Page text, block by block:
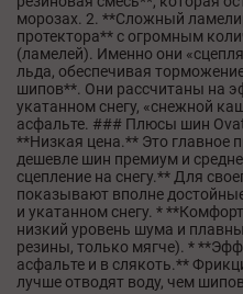
морозах. 2. **Сложный
протектора** с огромным
(ламелей). Именно они
льда, обеспечивая
шипов**. Они рассчитаны на
укатанном снегу, «снежной
асфальте. ### Плюсы шин
**Низкая цена.** Это главное
дешевле шин премиум и
сцепление на снегу.** Для
показывают вполне
и укатанном снегу. *
низкий уровень шума и
резины, только мягче). *
асфальте и в слякоть.**
лучше отводят воду, чем